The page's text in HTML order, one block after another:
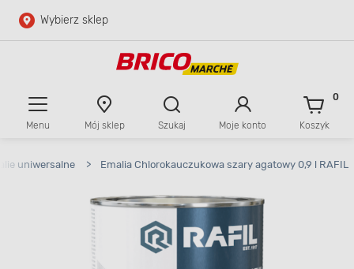
Przejdź do głównej zawartości
Wybierz sklep
Menu Mój sklep Szukaj Moje konto Koszyk
0
uniwersalne > Emalia Chlorokauczukowa szary agatowy 0,9 l RAFIL